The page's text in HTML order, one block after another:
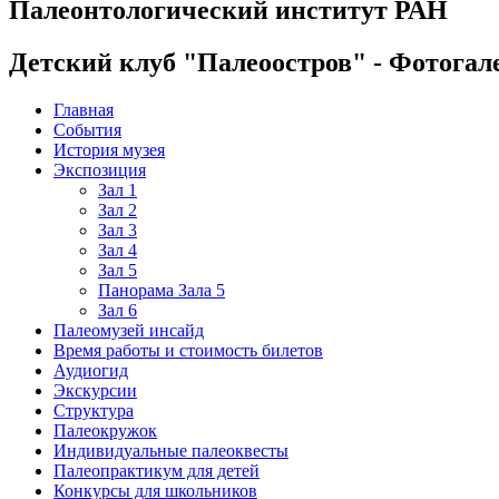
Палеонтологический институт РАН
Детский клуб "Палеоостров" -
Главная
События
История музея
Экспозиция
Зал 1
Зал 2
Зал 3
Зал 4
Зал 5
Панорама Зала 5
Зал 6
Палеомузей инсайд
Время работы и стоимость билетов
Аудиогид
Экскурсии
Структура
Палеокружок
Индивидуальные палеоквесты
Палеопрактикум для детей
Конкурсы для школьников